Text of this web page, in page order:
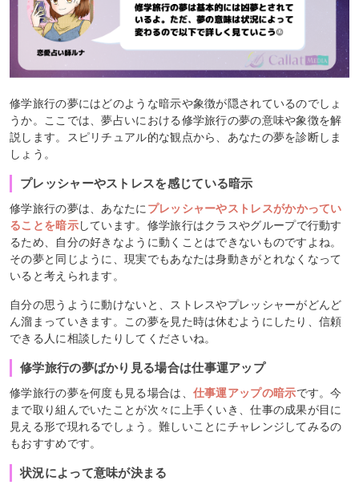
修学旅行の夢にはどのような暗示や象徴が隠されているのでしょ
うか。ここでは、夢占いにおける修学旅行の夢の意味や象徴を解
説します。スピリチュアル的な観点から、あなたの夢を診断しま
しょう。
プレッシャーやストレスを感じている暗示
修学旅行の夢は、あなたにプレッシャーやストレスがかかってい
ることを暗示しています。修学旅行はクラスやグループで行動す
るため、自分の好きなように動くことはできないものですよね。
その夢と同じように、現実でもあなたは身動きがとれなくなって
いると考えられます。
自分の思うように動けないと、ストレスやプレッシャーがどんど
ん溜まっていきます。この夢を見た時は休むようにしたり、信頼
できる人に相談したりしてくださいね。
修学旅行の夢ばかり見る場合は仕事運アップ
修学旅行の夢を何度も見る場合は、 仕事運アップの暗示です。今
まで取り組んでいたことが次々に上手くいき、仕事の成果が目に
見える形で現れるでしょう。難しいことにチャレンジしてみるの
もおすすめです。
状況によって意味が決まる